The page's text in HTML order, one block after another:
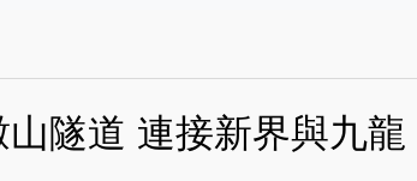
隧道 連接新界與九龍